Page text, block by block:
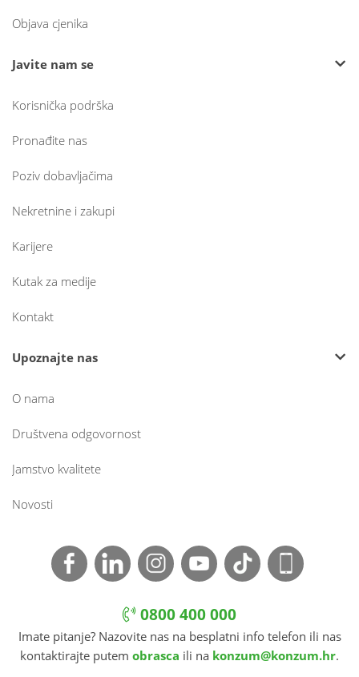
Objava cjenika
Javite nam se
Korisnička podrška
Pronađite nas
Poziv dobavljačima
Nekretnine i zakupi
Karijere
Kutak za medije
Kontakt
Upoznajte nas
O nama
Društvena odgovornost
Jamstvo kvalitete
Novosti
0800 400 000
Imate pitanje? Nazovite nas na besplatni info telefon ili nas
kontaktirajte putem obrasca ili na konzum@konzum.hr.